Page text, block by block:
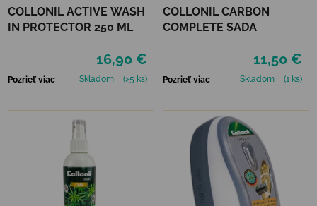
COLLONIL ACTIVE WASH
IN PROTECTOR 250 ML
16,90 €
Pozrieť viac Skladom (>5 ks)
COLLONIL CARBON
COMPLETE SADA
11,50 €
Pozrieť viac Skladom (1 ks)